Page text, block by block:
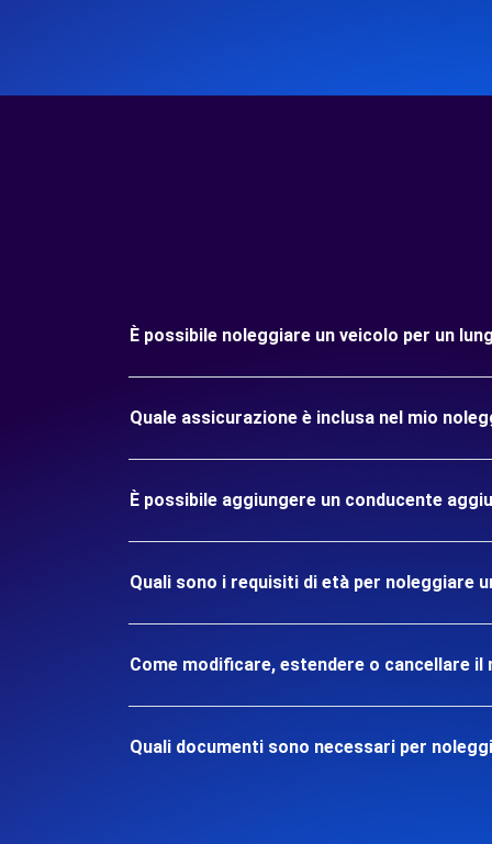
È possibile noleggiare un veicolo per un
Quale assicurazione è inclusa nel mio
È possibile aggiungere un conducente
Quali sono i requisiti di età per noleggiare
Come modificare, estendere o cancellare il
Quali documenti sono necessari per